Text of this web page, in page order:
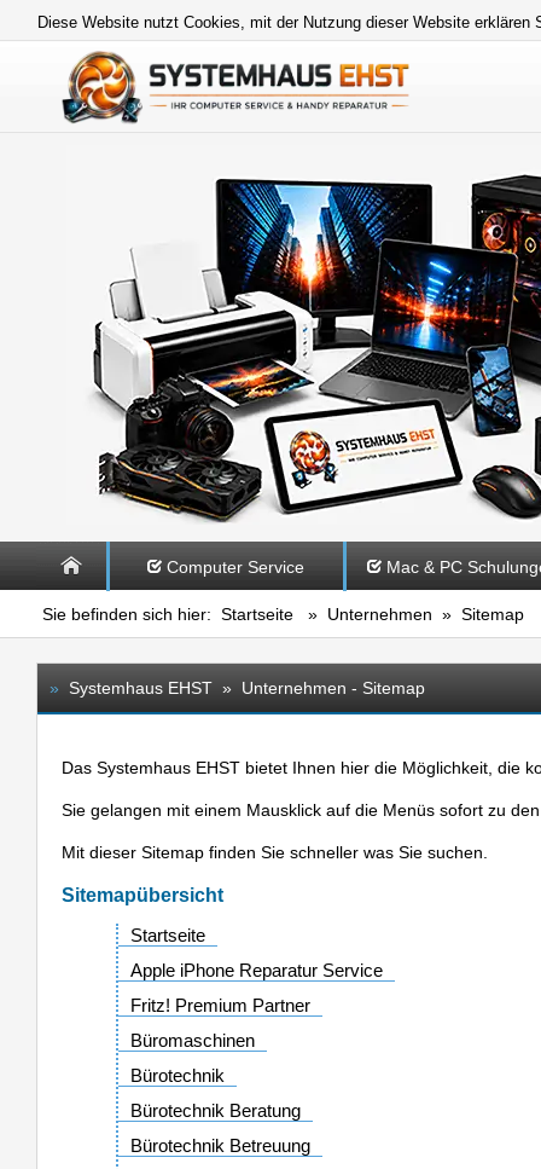
Diese Website nutzt Cookies, mit der Nutzung dieser Website
Computer Service Mac & PC
Sie befinden sich hier: Startseite » Unternehmen » Sitemap
» Systemhaus EHST » Unternehmen - Sitemap
Das Systemhaus EHST bietet Ihnen hier die Möglichkeit, die
Sie gelangen mit einem Mausklick auf die Menüs sofort zu
Mit dieser Sitemap finden Sie schneller was Sie suchen.
Sitemapübersicht
Startseite
Apple iPhone Reparatur Service
Fritz! Premium Partner
Büromaschinen
Bürotechnik
Bürotechnik Beratung
Bürotechnik Betreuung